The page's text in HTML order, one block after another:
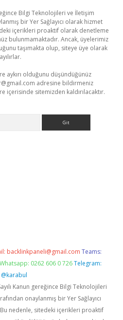
Bilgi Teknolojileri ve İletişim
bir Yer Sağlayıcı olarak hizmet
içerikleri proaktif olarak denetleme
bulunmamaktadır. Ancak, üyelerimiz
taşımakta olup, siteye üye olarak
aykırı olduğunu düşündüğünüz
adresine bildirmeniz
içerisinde sitemizden kaldırılacaktır.
backlinkpaneli@gmail.com Teams:
Whatsapp: 0262 606 0 726 Telegram:
@karabul
Kanun gereğince Bilgi Teknolojileri
onaylanmış bir Yer Sağlayıcı
nedenle, sitedeki içerikleri proaktif